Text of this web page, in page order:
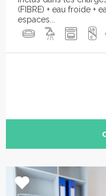
(FIBRE) + eau froide +
espaces...